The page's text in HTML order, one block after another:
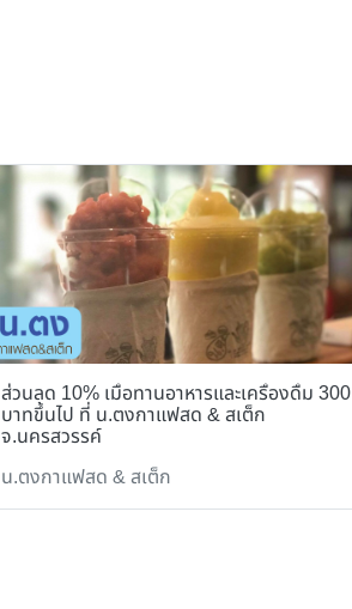
ส่วนลด 10% เมื่อทานอาหารและเครื่องดื่ม 300
บาทขึ้นไป ที่ น.ตงกาแฟสด & สเต็ก
จ.นครสวรรค์
น.ตงกาแฟสด & สเต็ก